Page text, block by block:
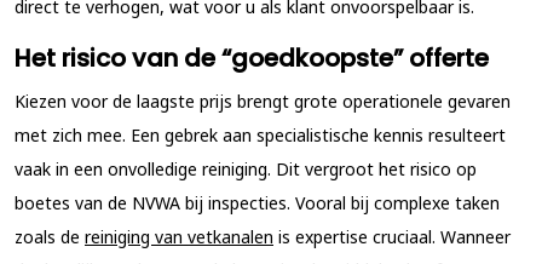
direct te verhogen, wat voor u als klant onvoorspelbaar is.
Het risico van de “goedkoopste” offerte
Kiezen voor de laagste prijs brengt grote operationele gevaren
met zich mee. Een gebrek aan specialistische kennis resulteert
vaak in een onvolledige reiniging. Dit vergroot het risico op
boetes van de NVWA bij inspecties. Vooral bij complexe taken
zoals de reiniging van vetkanalen is expertise cruciaal. Wanneer